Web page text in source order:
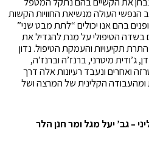
העולה מנשיאת החוויות הקשות
בהם אנו יכולים “לתת מבט שני”
בשדה הטיפולי על מנת להגדיל את
תקיעויות והעמקת הטיפול. נדון
ג’ודית מיטרני, ברנז’ה וברנז’ה,
ואחרים ונעבד רעיונות אלה דרך
ומהעבודה הקלינית של המרצה ושל